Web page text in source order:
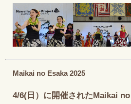
Maikai no Esaka 2025
4/6(日）に開催されたMaikai